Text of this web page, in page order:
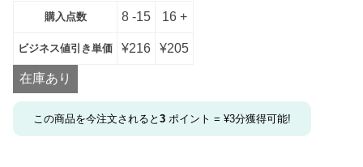
購入点数 8 -15 16 +
ビジネス値引き単価 ¥216 ¥205
在庫あり
この商品を今注文されると 3 ポイント = ¥3分獲得可能!